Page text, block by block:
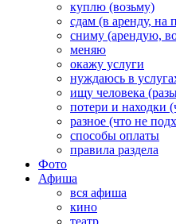
куплю (возьму)
сдам (в аренду, на
сниму (арендую,
меняю
окажу услуги
нуждаюсь в
ищу человека
потери и находки
разное (что не
способы оплаты
правила раздела
Фото
Афиша
вся афиша
кино
театр